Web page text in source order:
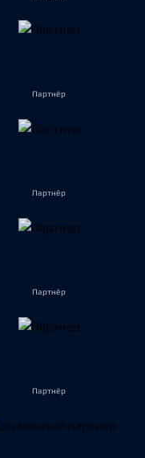
Партнёр
Партнёр
Партнёр
Партнёр